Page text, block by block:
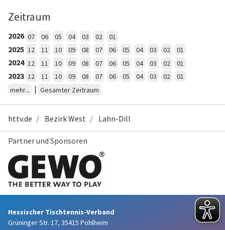
Zeitraum
2026 07 06 05 04 03 02 01
2025 12 11 10 09 08 07 06 05 04 03 02 01
2024 12 11 10 09 08 07 06 05 04 03 02 01
2023 12 11 10 09 08 07 06 05 04 03 02
01
mehr...
| Gesamter Zeitraum
httv.de Bezirk West Lahn-Dill
Partner und Sponsoren
Hessischer Tischtennis-Verband
Grüninger Str. 17, 35415 Pohlheim